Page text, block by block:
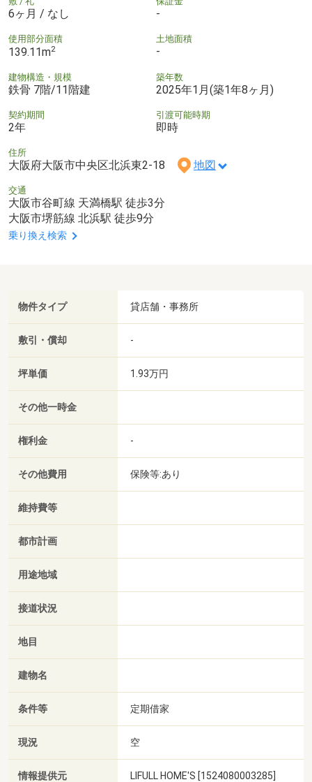
6ヶ月 / なし -
使用部分面積
139.11m2
土地面積
-
建物構造・規模
鉄骨 7階/11階建
築年数
2025年1月(築1年8ヶ月)
契約期間
2年
引渡可能時期
即時
住所
大阪府大阪市中央区北浜東2-18 地図
交通
大阪市谷町線 天満橋駅 徒歩3分
大阪市堺筋線 北浜駅 徒歩9分
乗り換え検索
物件タイプ 貸店舗・事務所
敷引・償却 -
坪単価 1.93万円
その他一時金
権利金 -
その他費用 保険等:あり
維持費等
都市計画
用途地域
接道状況
地目
建物名
条件等 定期借家
現況 空
情報提供元 LIFULL HOME'S [1524080003285]